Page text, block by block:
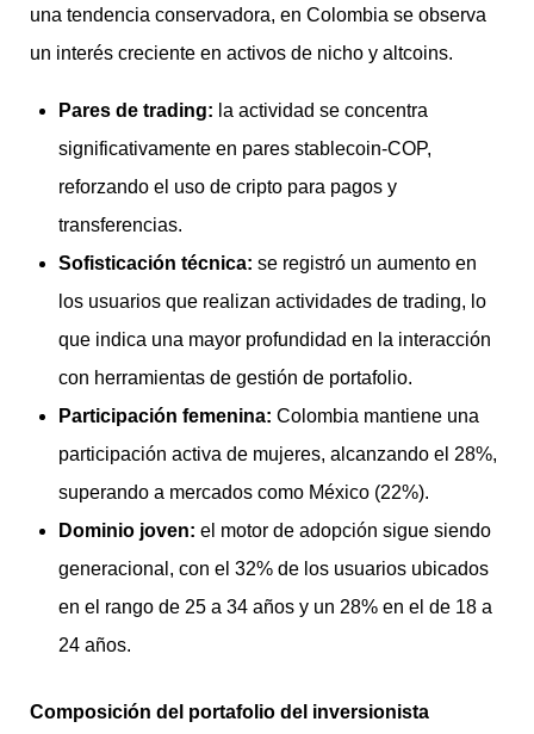
una tendencia conservadora, en Colombia se observa
un interés creciente en activos de nicho y altcoins.
Pares de trading: la actividad se concentra
significativamente en pares stablecoin-COP,
reforzando el uso de cripto para pagos y
transferencias.
Sofisticación técnica: se registró un aumento en
los usuarios que realizan actividades de trading, lo
que indica una mayor profundidad en la interacción
con herramientas de gestión de portafolio.
Participación femenina: Colombia mantiene una
participación activa de mujeres, alcanzando el 28%,
superando a mercados como México (22%).
Dominio joven: el motor de adopción sigue siendo
generacional, con el 32% de los usuarios ubicados
en el rango de 25 a 34 años y un 28% en el de 18 a
24 años.
Composición del portafolio del inversionista